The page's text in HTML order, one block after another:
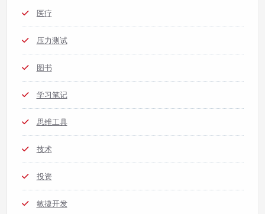
医疗
压力测试
图书
学习笔记
思维工具
技术
投资
敏捷开发